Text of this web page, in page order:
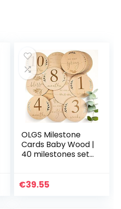
OLGS Milestone
Cards Baby Wood |
40 milestones set
Wood Discs Card,
€39.55